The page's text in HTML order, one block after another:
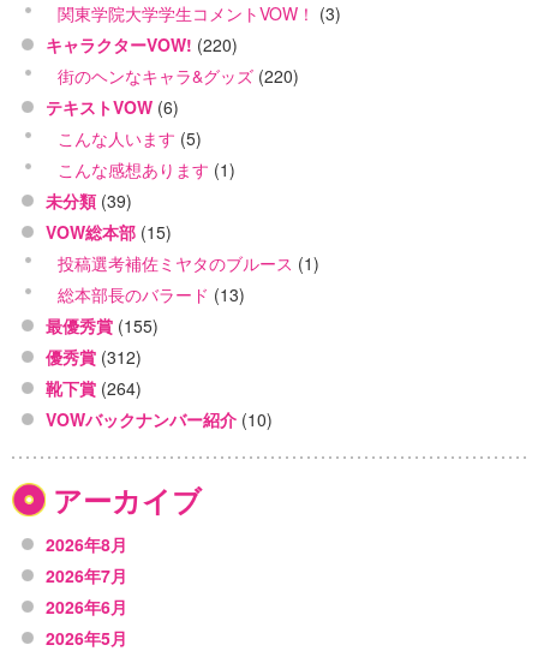
関東学院大学学生コメントVOW！ (3)
キャラクターVOW! (220)
街のヘンなキャラ&グッズ (220)
テキストVOW (6)
こんな人います (5)
こんな感想あります (1)
未分類 (39)
VOW総本部 (15)
投稿選考補佐ミヤタのブルース (1)
総本部長のバラード (13)
最優秀賞 (155)
優秀賞 (312)
靴下賞 (264)
VOWバックナンバー紹介 (10)
アーカイブ
2026年8月
2026年7月
2026年6月
2026年5月